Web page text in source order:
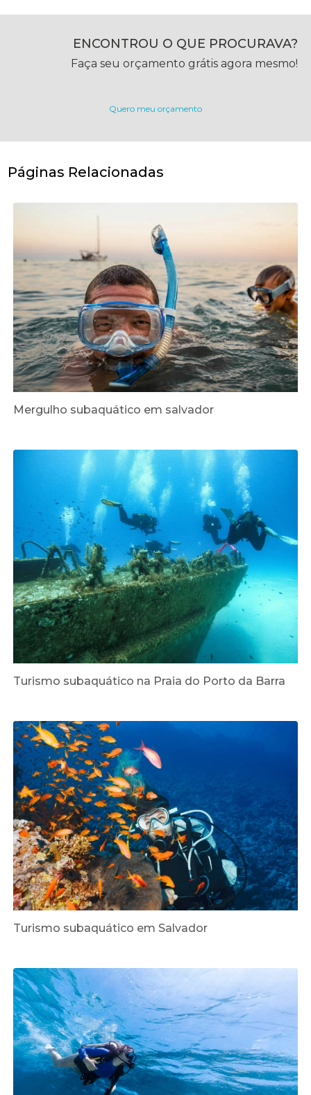
ENCONTROU O QUE PROCURAVA?
Faça seu orçamento grátis agora mesmo!
Quero meu orçamento
Páginas Relacionadas
Mergulho subaquático em salvador
Turismo subaquático na Praia do Porto da Barra
Turismo subaquático em Salvador